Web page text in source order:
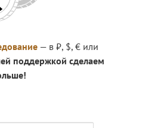
— в ₽, $, € или
поддержкой сделаем